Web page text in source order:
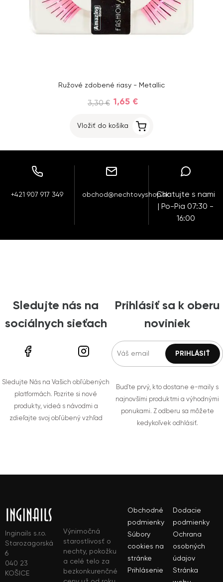
Ružové zdobené riasy - Metallic
3,30 € 1,65 €
Vložiť do košíka
+421 907 917 349 obchod@nechtovyshop.skChatujte s nami
| Po-Pia 07:30 -
16:00
Sledujte nás na
sociálnych sieťach
Sledujte Nás na Vašich obľúbených
platformách. Pozrite si nové
produkty, videá s návodmi a
zdieľajte svoj obľúbený vzhľad
Prihlásiť sa k oberu
noviniek
Buďte prvý, kto dostane e-maily s
najnovšími produktmi a výhodnými
ponukami. Z odberu sa môžete
kedykoľvek odhlásiť.
Inginails s.r.o.
Starozagorská
6
040 23
KOŠICE
Výnimočná
starostlivosť o
nechty, pokožku
a celé telo za
bezkonkurenčné
Obchodné
podmienky
Dodacie
podmienky
Súbory
cookies na
stránke
Ochrana
osobných
údajov
Prihlásenie
Stránka